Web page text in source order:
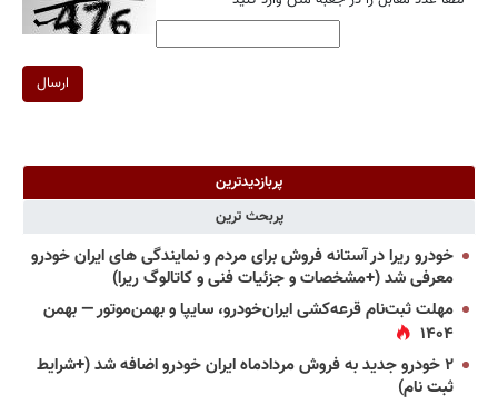
ارسال
پربازدیدترین
پربحث ترین
خودرو ریرا در آستانه فروش برای مردم و نمایندگی های ایران خودرو
معرفی شد (+مشخصات و جزئیات فنی و کاتالوگ ریرا)
مهلت ثبت‌نام قرعه‌کشی ایران‌خودرو، سایپا و بهمن‌موتور — بهمن
۱۴۰۴
۲ خودرو جدید به فروش مردادماه ایران خودرو اضافه شد (+شرایط
ثبت نام)